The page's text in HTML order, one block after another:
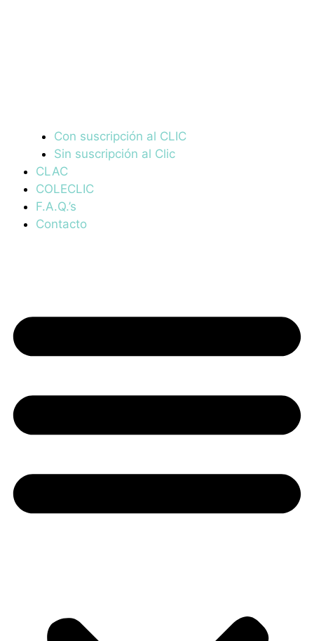
Con suscripción al CLIC
Sin suscripción al Clic
CLAC
COLECLIC
F.A.Q.’s
Contacto